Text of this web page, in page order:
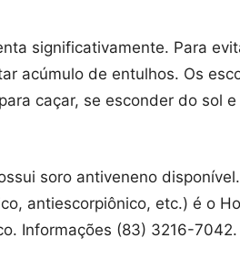
significativamente. Para
acúmulo de entulhos. Os
caçar, se esconder do sol e
soro antiveneno
antiescorpiônico, etc.) é o
Informações (83) 3216-7042.